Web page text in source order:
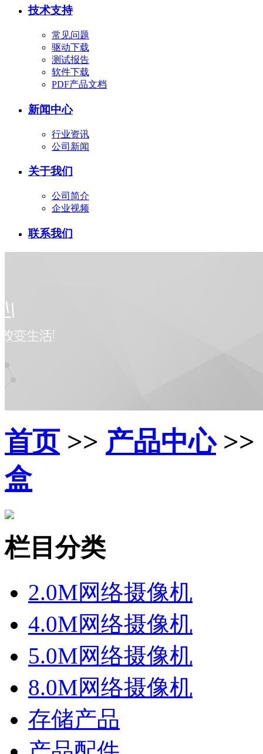
技术支持
常见问题
驱动下载
测试报告
软件下载
PDF产品文档
新闻中心
行业资讯
公司新闻
关于我们
公司简介
企业视频
联系我们
首页>> 产品中心
盒
栏目分类
2.0M网络摄像机
4.0M网络摄像机
5.0M网络摄像机
8.0M网络摄像机
存储产品